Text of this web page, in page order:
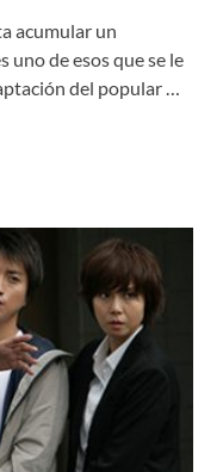
acumular un
uno de esos que se le
del popular …